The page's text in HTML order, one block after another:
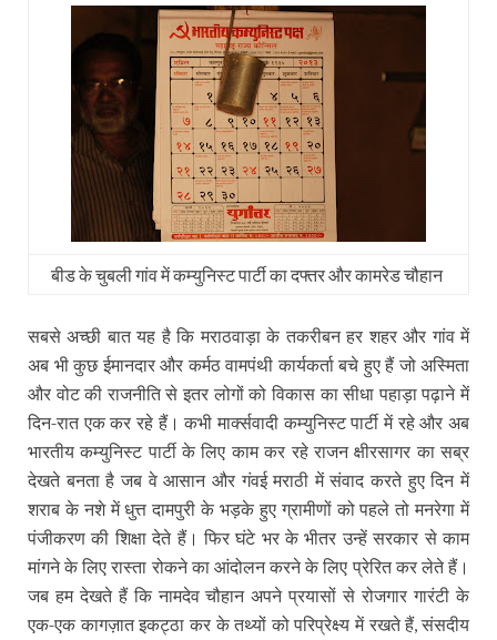
बीड के चुबली गांव में कम्‍युनिस्‍ट पार्टी का दफ्तर और कामरेड चौहान
सबसे अच्छी बात यह है कि मराठवाड़ा के तकरीबन हर शहर और गांव में
अब भी कुछ ईमानदार और कर्मठ वामपंथी कार्यकर्ता बचे हुए हैं जो अस्मिता
और वोट की राजनीति से इतर लोगों को विकास का सीधा पहाड़ा पढ़ाने में
दिन-रात एक कर रहे हैं। कभी मार्क्सवादी कम्युनिस्ट पार्टी में रहे और अब
भारतीय कम्युनिस्ट पार्टी के लिए काम कर रहे राजन क्षीरसागर का सब्र
देखते बनता है जब वे आसान और गंवई मराठी में संवाद करते हुए दिन में
शराब के नशे में धुत्त दामपुरी के भड़के हुए ग्रामीणों को पहले तो मनरेगा में
पंजीकरण की शिक्षा देते हैं। फिर घंटे भर के भीतर उन्हें सरकार से काम
मांगने के लिए रास्ता रोकने का आंदोलन करने के लिए प्रेरित कर लेते हैं।
जब हम देखते हैं कि नामदेव चौहान अपने प्रयासों से रोजगार गारंटी के
एक-एक कागज़ात इकट्ठा कर के तथ्यों को परिप्रेक्ष्य में रखते हैं,संसदीय